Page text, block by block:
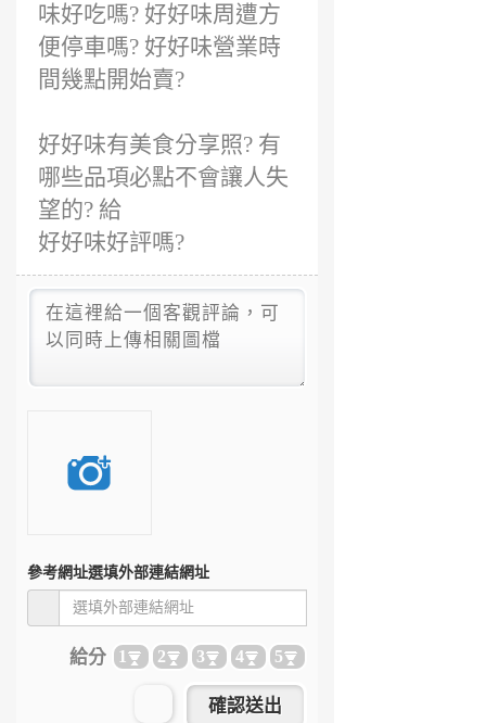
味好吃嗎? 好好味周遭方
便停車嗎? 好好味營業時
間幾點開始賣?
好好味有美食分享照? 有
哪些品項必點不會讓人失
望的? 給
好好味好評嗎?
參考網址選填外部連結網址
給分 1 2 3 4 5